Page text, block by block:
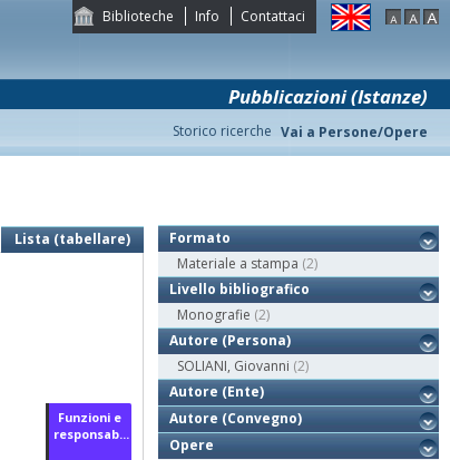
Biblioteche Info Contattaci
Storico ricerche
Pubblicazioni (Istanze)
Vai a Persone/Opere
Lista (tabellare)
Funzioni e
responsab...
Formato
Materiale a stampa (2)
Livello bibliografico
Monografie (2)
Autore (Persona)
SOLIANI, Giovanni (2)
Autore (Ente)
Autore (Convegno)
Opere